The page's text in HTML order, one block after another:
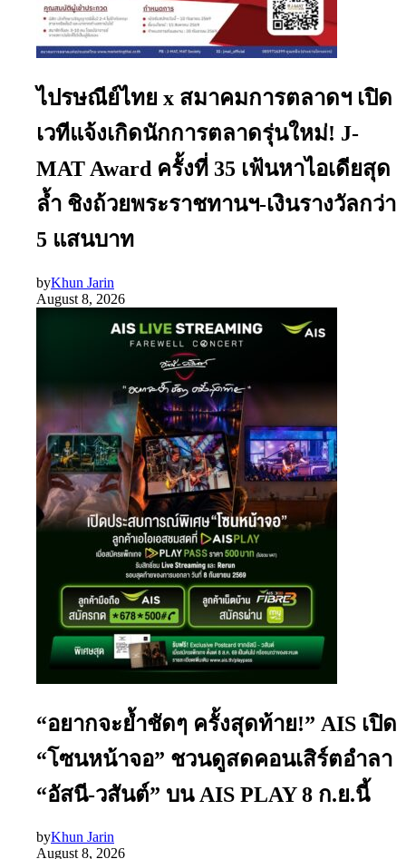
ไปรษณีย์ไทย x สมาคมการตลาดฯ เปิด
เวทีแจ้งเกิดนักการตลาดรุ่นใหม่! J-
MAT Award ครั้งที่ 35 เฟ้นหาไอเดียสุด
ล้ำ ชิงถ้วยพระราชทานฯ-เงินรางวัลกว่า
5 แสนบาท
byKhun Jarin
August 8, 2026
“อยากจะย้ำชัดๆ ครั้งสุดท้าย!” AIS เปิด
“โซนหน้าจอ” ชวนดูสดคอนเสิร์ตอำลา
“อัสนี-วสันต์” บน AIS PLAY 8 ก.ย.นี้
byKhun Jarin
August 8, 2026